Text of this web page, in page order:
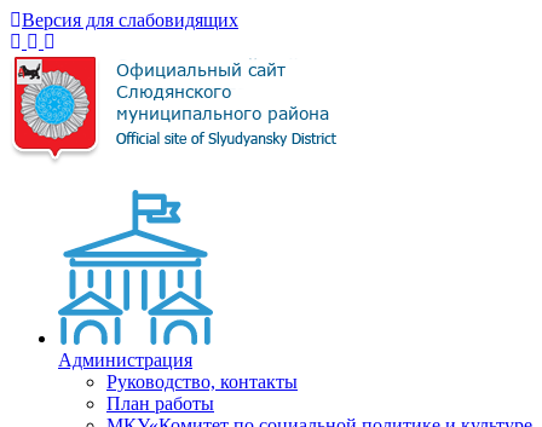
Версия для слабовидящих
Администрация
Руководство, контакты
План работы